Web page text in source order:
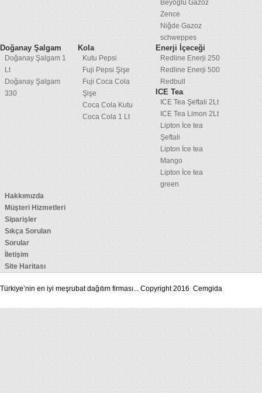
Beyoğlu Gazoz
Zence
Niğde Gazoz
schweppes
Doğanay Şalgam
Doğanay Şalgam 1
Lt
Doğanay Şalgam
330
Kola
Kutu Pepsi
Fuji Pepsi Şişe
Fuji Coca Cola
Şişe
Coca Cola Kutu
Coca Cola 1 Lt
Enerji İçeceği
Redline Enerji 250
Redline Enerji 500
Redbull
ICE Tea
ICE Tea Şeftali 2Lt
ICE Tea Limon 2Lt
Lipton İce tea
Şeftali
Lipton İce tea
Mango
Lipton İce tea
green
Hakkımızda
Müşteri Hizmetleri
Siparişler
Sıkça Sorulan
Sorular
İletişim
Site Haritası
Türkiye’nin en iyi meşrubat dağıtım firması... Copyright 2016 Cemgida